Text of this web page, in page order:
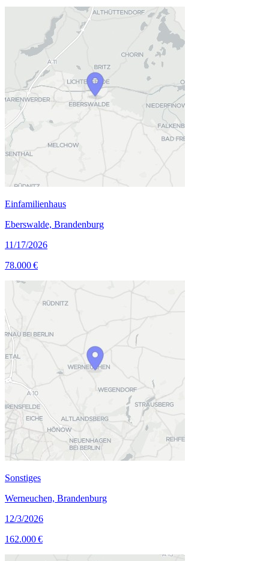
Einfamilienhaus
Eberswalde, Brandenburg
11/17/2026
78.000 €
Sonstiges
Werneuchen, Brandenburg
12/3/2026
162.000 €